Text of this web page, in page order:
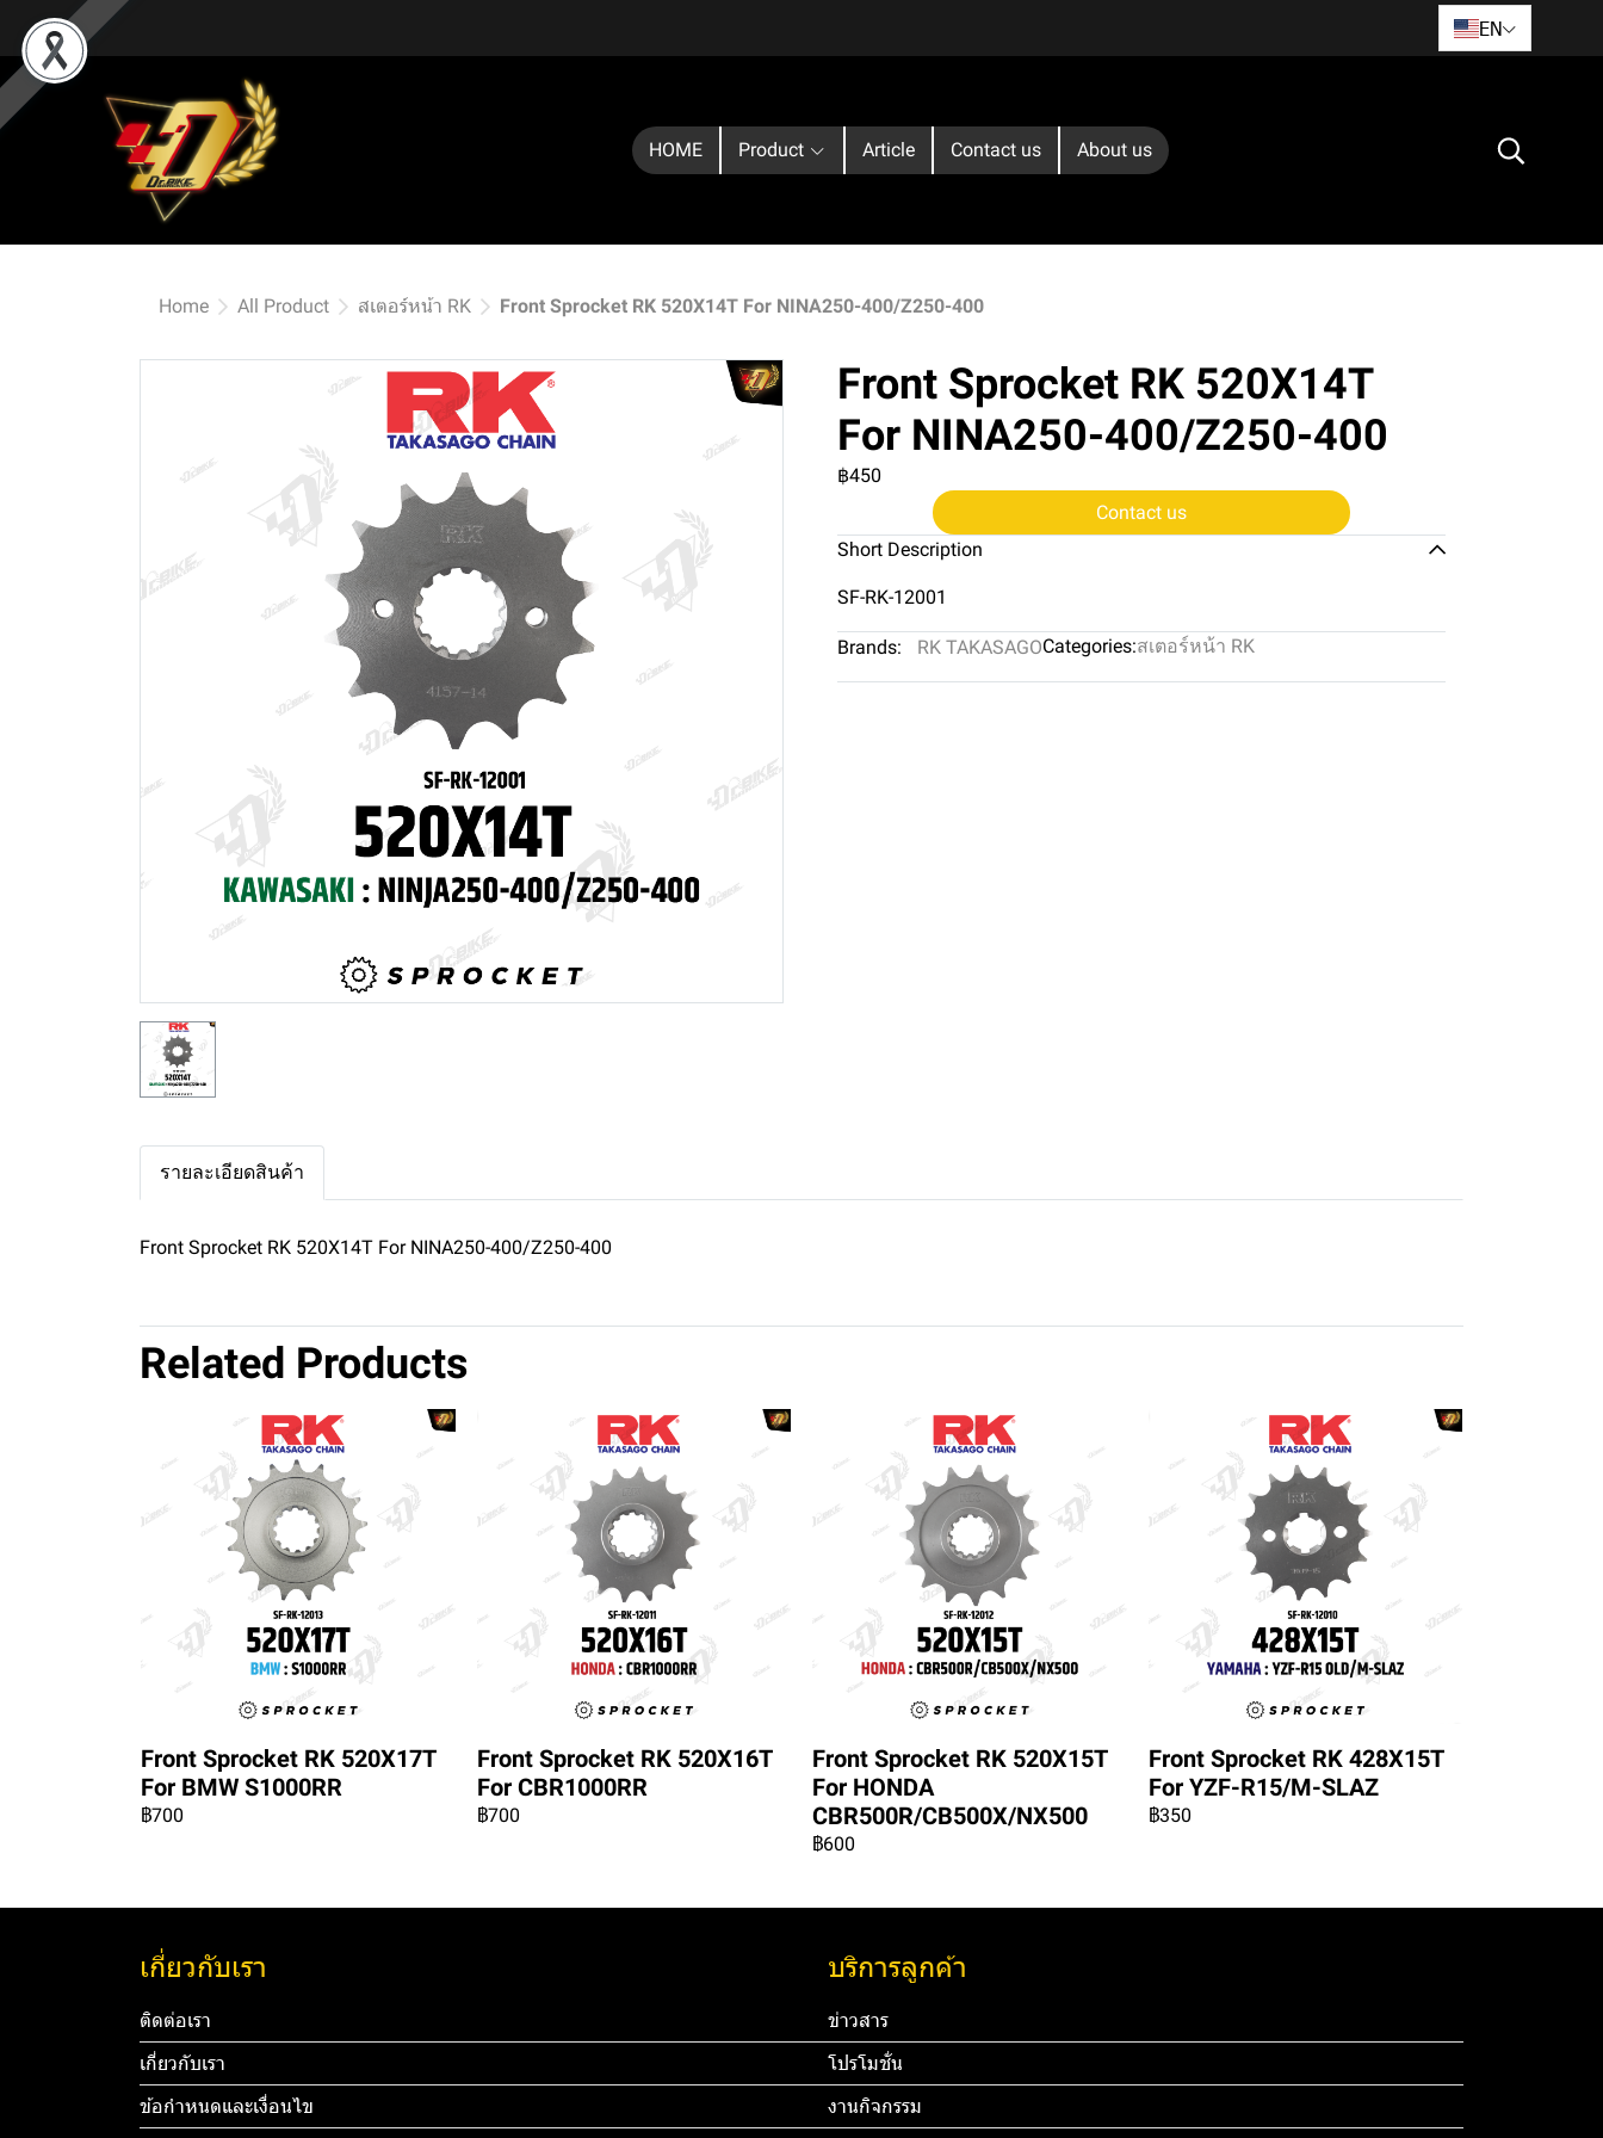
EN
HOME Product Article Contact us About us
Home All Product สเตอร์หน้า RK Front Sprocket RK 520X14T For NINA250-400/Z250-400
Front Sprocket RK 520X14T
For NINA250-400/Z250-400
฿450
Contact us
Short Description
SF-RK-12001
Brands: RK TAKASAGOCategories:สเตอร์หน้า RK
รายละเอียดสินค้า
Front Sprocket RK 520X14T For NINA250-400/Z250-400
Related Products
Front Sprocket RK 520X17T
For BMW S1000RR
฿700
Front Sprocket RK 520X16T
For CBR1000RR
฿700
Front Sprocket RK 520X15T
For HONDA
CBR500R/CB500X/NX500
฿600
Front Sprocket RK 428X15T
For YZF-R15/M-SLAZ
฿350
เกี่ยวกับเรา
ติดต่อเรา
เกี่ยวกับเรา
ข้อกำหนดและเงื่อนไข
บริการลูกค้า
ข่าวสาร
โปรโมชั่น
งานกิจกรรม